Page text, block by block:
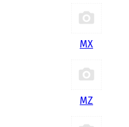
MX
MZ